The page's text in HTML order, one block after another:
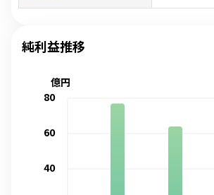
純利益推移
40
60
80
億円